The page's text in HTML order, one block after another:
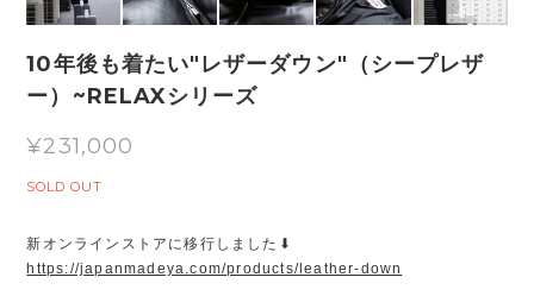
10年後も着たい"レザーダウン"（シープレザ
ー）~RELAXシリーズ
¥231,000
SOLD OUT
新オンラインストアに移行しました⬇︎
https://japanmadeya.com/products/leather-down